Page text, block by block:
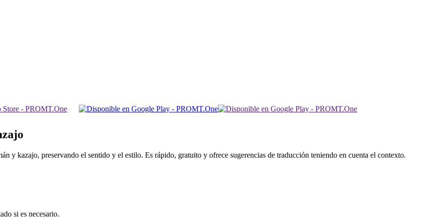
y kazajo, preservando el sentido y el estilo. Es rápido, gratuito y ofrece sugerencias de traducción teniendo en cuenta el contexto.
si es necesario.